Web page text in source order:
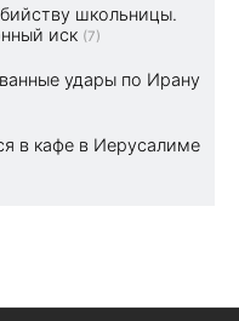
школьницы.
иск (7)
удары по Ирану
в кафе в Иерусалиме